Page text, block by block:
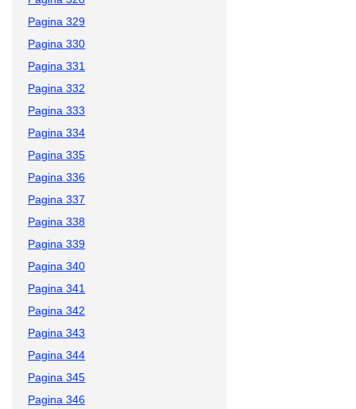
Pagina 329
Pagina 330
Pagina 331
Pagina 332
Pagina 333
Pagina 334
Pagina 335
Pagina 336
Pagina 337
Pagina 338
Pagina 339
Pagina 340
Pagina 341
Pagina 342
Pagina 343
Pagina 344
Pagina 345
Pagina 346